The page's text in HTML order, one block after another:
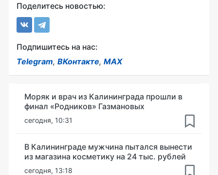
Поделитесь новостью:
Подпишитесь на нас:
Telegram, ВКонтакте, MAX
Моряк и врач из Калининграда прошли в
финал «Родников» Газмановых
сегодня, 10:31
В Калининграде мужчина пытался вынести
из магазина косметику на 24 тыс. рублей
сегодня, 13:18